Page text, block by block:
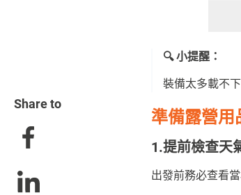
🔍 小提醒：
裝備太多載不
準備露營用
1.提前檢查天
出發前務必查看
Share to